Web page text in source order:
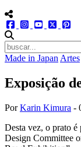
menu redes social
facebookinstagram
youtube
twitter
Made in Japan Artes
Exposição
PorKarin Kimura -
Desta vez, o prato é
Design Committee